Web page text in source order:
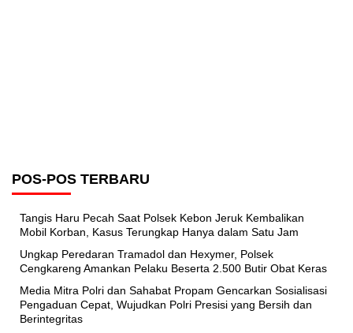
POS-POS TERBARU
Tangis Haru Pecah Saat Polsek Kebon Jeruk Kembalikan
Mobil Korban, Kasus Terungkap Hanya dalam Satu Jam
Ungkap Peredaran Tramadol dan Hexymer, Polsek
Cengkareng Amankan Pelaku Beserta 2.500 Butir Obat Keras
Media Mitra Polri dan Sahabat Propam Gencarkan Sosialisasi
Pengaduan Cepat, Wujudkan Polri Presisi yang Bersih dan
Berintegritas